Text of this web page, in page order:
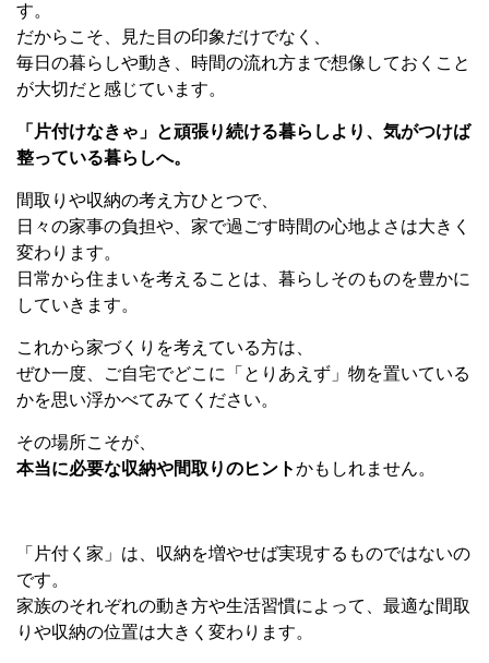
す。
だからこそ、見た目の印象だけでなく、
毎日の暮らしや動き、時間の流れ方まで想像しておくこと
が大切だと感じています。
「片付けなきゃ」と頑張り続ける暮らしより、気がつけば
整っている暮らしへ。
間取りや収納の考え方ひとつで、
日々の家事の負担や、家で過ごす時間の心地よさは大きく
変わります。
日常から住まいを考えることは、暮らしそのものを豊かに
していきます。
これから家づくりを考えている方は、
ぜひ一度、ご自宅でどこに「とりあえず」物を置いている
かを思い浮かべてみてください。
その場所こそが、
本当に必要な収納や間取りのヒントかもしれません。
「片付く家」は、収納を増やせば実現するものではないの
です。
家族のそれぞれの動き方や生活習慣によって、最適な間取
りや収納の位置は大きく変わります。